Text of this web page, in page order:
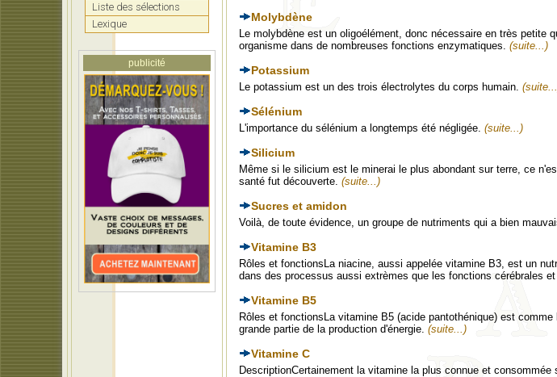
Liste des sélections
Lexique
publicité
Molybdène
Le molybdène est un oligoélément, donc nécessaire en très petite
organisme dans de nombreuses fonctions enzymatiques. (suite...)
Potassium
Le potassium est un des trois électrolytes du corps humain.
Sélénium
L'importance du sélénium a longtemps été négligée. (suite...)
Silicium
Même si le silicium est le minerai le plus abondant sur terre, ce
santé fut découverte. (suite...)
Sucres et amidon
Voilà, de toute évidence, un groupe de nutriments qui a bien
Vitamine B3
Rôles et fonctionsLa niacine, aussi appelée vitamine B3, est un
dans des processus aussi extrèmes que les fonctions cérébrales
Vitamine B5
Rôles et fonctionsLa vitamine B5 (acide pantothénique) est
grande partie de la production d'énergie. (suite...)
Vitamine C
DescriptionCertainement la vitamine la plus connue et consommée